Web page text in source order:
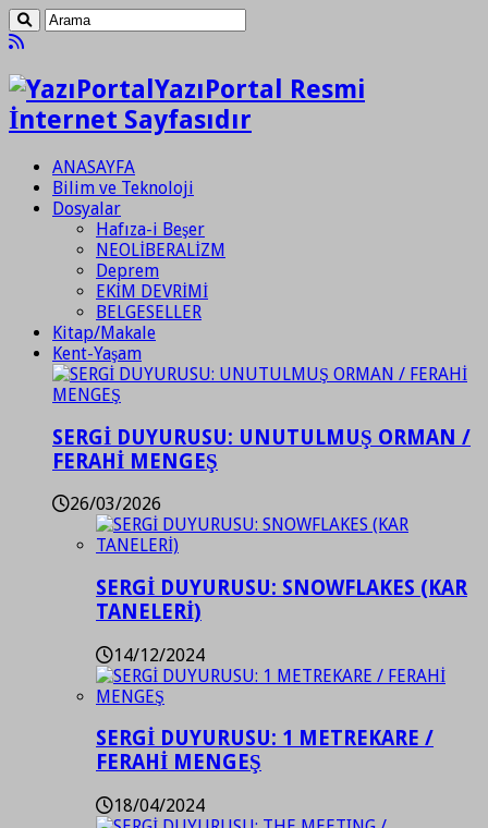
YazıPortal Resmi
İnternet Sayfasıdır
ANASAYFA
Bilim ve Teknoloji
Dosyalar
Hafıza-i Beşer
NEOLİBERALİZM
Deprem
EKİM DEVRİMİ
BELGESELLER
Kitap/Makale
Kent-Yaşam
SERGİ DUYURUSU: UNUTULMUŞ ORMAN /
FERAHİ MENGEŞ
26/03/2026
SERGİ DUYURUSU: SNOWFLAKES (KAR
TANELERİ)
14/12/2024
SERGİ DUYURUSU: 1 METREKARE /
FERAHİ MENGEŞ
18/04/2024